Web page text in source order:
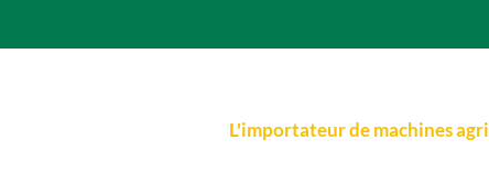
L'importateur de machines